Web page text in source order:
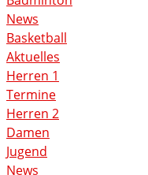
News
Basketball
Aktuelles
Herren 1
Termine
Herren 2
Damen
Jugend
News